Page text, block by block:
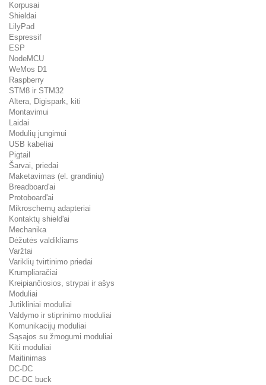
Korpusai
Shieldai
LilyPad
Espressif
ESP
NodeMCU
WeMos D1
Raspberry
STM8 ir STM32
Altera, Digispark, kiti
Montavimui
Laidai
Modulių jungimui
USB kabeliai
Pigtail
Šarvai, priedai
Maketavimas (el. grandinių)
Breadboard'ai
Protoboard'ai
Mikroschemų adapteriai
Kontaktų shield'ai
Mechanika
Dėžutės valdikliams
Varžtai
Variklių tvirtinimo priedai
Krumpliaračiai
Kreipiančiosios, strypai ir ašys
Moduliai
Jutikliniai moduliai
Valdymo ir stiprinimo moduliai
Komunikacijų moduliai
Sąsajos su žmogumi moduliai
Kiti moduliai
Maitinimas
DC-DC
DC-DC buck